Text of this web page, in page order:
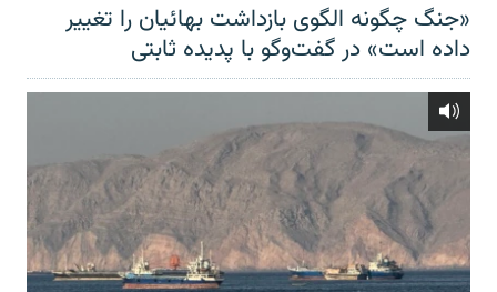
«جنگ چگونه الگوی بازداشت بهائیان را تغییر
داده است» در گفت‌وگو با پدیده ثابتی